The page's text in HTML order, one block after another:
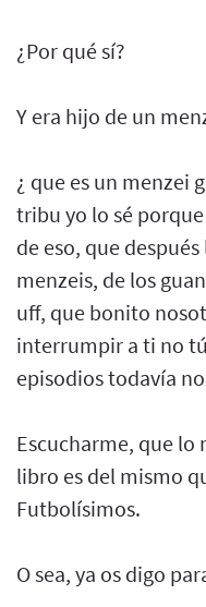
¿Por qué sí?
Y era hijo de un
¿ que es un menzei
tribu yo lo sé
de eso, que
menzeis, de los
uff, que bonito
interrumpir a ti no
episodios todavía
Escucharme, que lo
libro es del mismo
Futbolísimos.
O sea, ya os digo